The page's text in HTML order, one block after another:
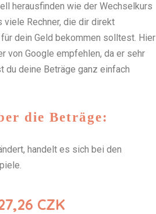
herausfinden wie der Wechselkurs
Rechner, die dir direkt
dein Geld bekommen solltest. Hier
von Google empfehlen, da er sehr
du deine Beträge ganz einfach
die Beträge:
handelt es sich bei den
CZK